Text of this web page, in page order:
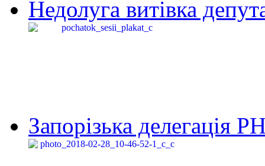
Недолуга витівка
Запорізька делегація